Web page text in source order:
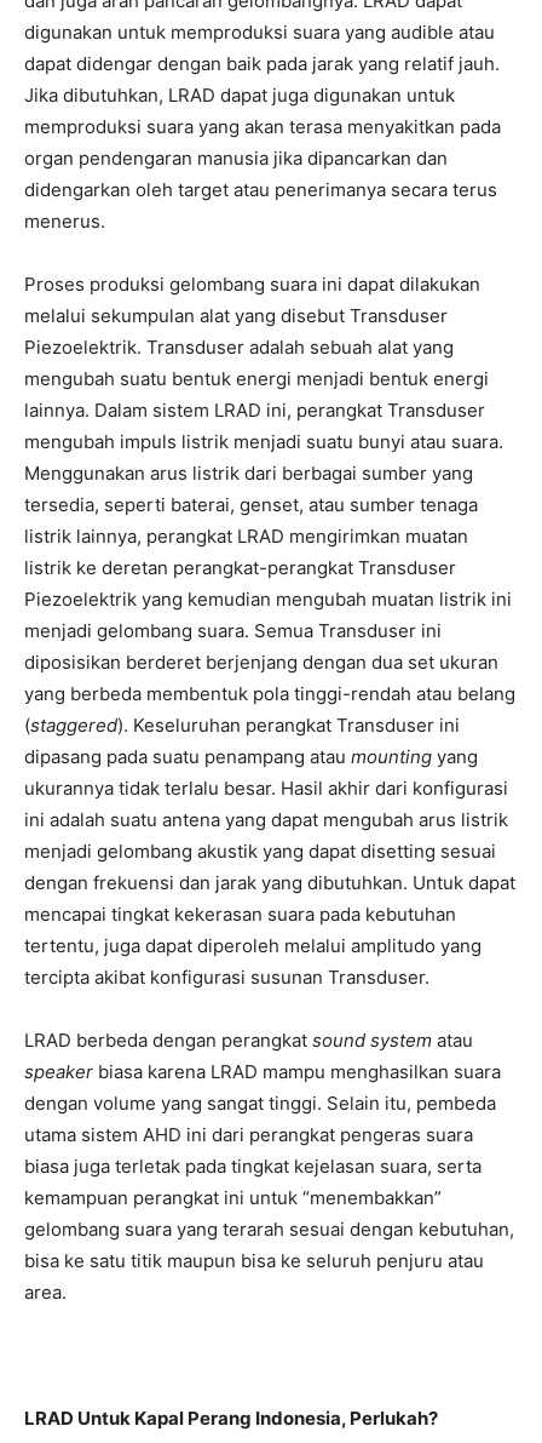
digunakan untuk memproduksi suara yang audible atau
dapat didengar dengan baik pada jarak yang relatif jauh.
Jika dibutuhkan, LRAD dapat juga digunakan untuk
memproduksi suara yang akan terasa menyakitkan pada
organ pendengaran manusia jika dipancarkan dan
didengarkan oleh target atau penerimanya secara terus
menerus.
Proses produksi gelombang suara ini dapat dilakukan
melalui sekumpulan alat yang disebut Transduser
Piezoelektrik. Transduser adalah sebuah alat yang
mengubah suatu bentuk energi menjadi bentuk energi
lainnya. Dalam sistem LRAD ini, perangkat Transduser
mengubah impuls listrik menjadi suatu bunyi atau suara.
Menggunakan arus listrik dari berbagai sumber yang
tersedia, seperti baterai, genset, atau sumber tenaga
listrik lainnya, perangkat LRAD mengirimkan muatan
listrik ke deretan perangkat-perangkat Transduser
Piezoelektrik yang kemudian mengubah muatan listrik ini
menjadi gelombang suara. Semua Transduser ini
diposisikan berderet berjenjang dengan dua set ukuran
yang berbeda membentuk pola tinggi-rendah atau belang
(staggered). Keseluruhan perangkat Transduser ini
dipasang pada suatu penampang atau mounting yang
ukurannya tidak terlalu besar. Hasil akhir dari konfigurasi
ini adalah suatu antena yang dapat mengubah arus listrik
menjadi gelombang akustik yang dapat disetting sesuai
dengan frekuensi dan jarak yang dibutuhkan. Untuk dapat
mencapai tingkat kekerasan suara pada kebutuhan
tertentu, juga dapat diperoleh melalui amplitudo yang
tercipta akibat konfigurasi susunan Transduser.
LRAD berbeda dengan perangkat sound system atau
speaker biasa karena LRAD mampu menghasilkan suara
dengan volume yang sangat tinggi. Selain itu, pembeda
utama sistem AHD ini dari perangkat pengeras suara
biasa juga terletak pada tingkat kejelasan suara, serta
kemampuan perangkat ini untuk “menembakkan”
gelombang suara yang terarah sesuai dengan kebutuhan,
bisa ke satu titik maupun bisa ke seluruh penjuru atau
area.
LRAD Untuk Kapal Perang Indonesia, Perlukah?